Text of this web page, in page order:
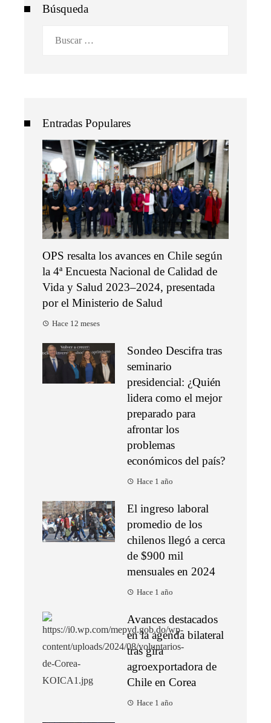
Búsqueda
Entradas Populares
OPS resalta los avances en Chile según
la 4ª Encuesta Nacional de Calidad de
Vida y Salud 2023–2024, presentada
por el Ministerio de Salud
Hace 12 meses
Sondeo Descifra tras
seminario
presidencial: ¿Quién
lidera como el mejor
preparado para
afrontar los
problemas
económicos del país?
Hace 1 año
El ingreso laboral
promedio de los
chilenos llegó a cerca
de $900 mil
mensuales en 2024
Hace 1 año
Avances destacados
en la agenda bilateral
tras gira
agroexportadora de
Chile en Corea
Hace 1 año